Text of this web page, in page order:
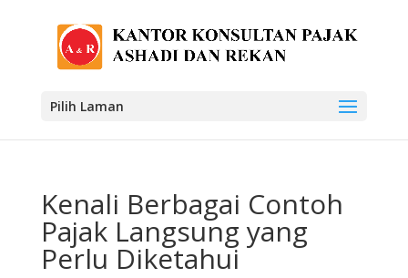
Pilih Laman
Kenali Berbagai Contoh
Pajak Langsung yang
Perlu Diketahui